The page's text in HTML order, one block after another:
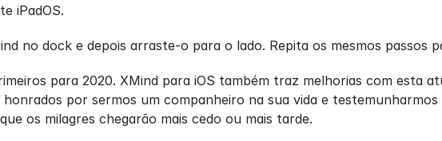
iPadOS.
no dock e depois arraste-o para o lado. Repita os mesmos passos
para 2020. XMind para iOS também traz melhorias com esta
por sermos um companheiro na sua vida e
os milagres chegarão mais cedo ou mais tarde.